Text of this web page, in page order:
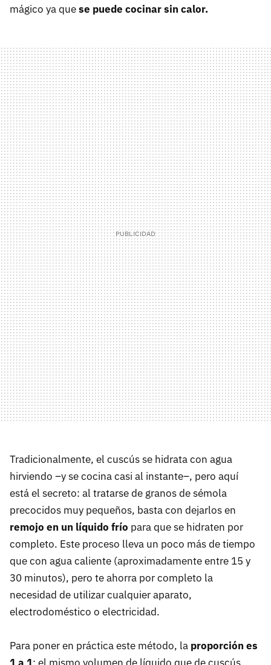
mágico ya quese puede cocinar sin calor.
Tradicionalmente, el cuscús se hidrata con agua
hirviendo –y se cocina casi al instante–, pero aquí
está el secreto: al tratarse de granos de sémola
precocidos muy pequeños, basta con dejarlos en
remojo en un líquido frío para que se hidraten por
completo. Este proceso lleva un poco más de tiempo
que con agua caliente (aproximadamente entre 15 y
30 minutos), pero te ahorra por completo la
necesidad de utilizar cualquier aparato,
electrodoméstico o electricidad.
Para poner en práctica este método, la proporción es